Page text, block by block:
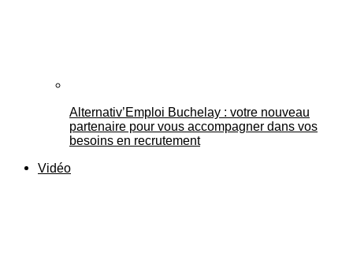
Alternativ’Emploi Buchelay : votre nouveau
partenaire pour vous accompagner dans vos
besoins en recrutement
Vidéo